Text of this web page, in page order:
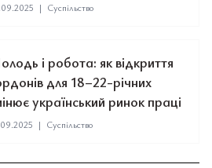
| Суспільство
і робота: як відкриття
для 18–22-річних
український ринок праці
| Суспільство